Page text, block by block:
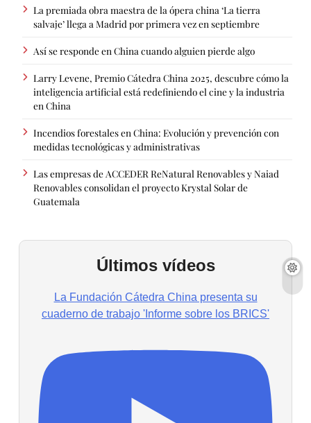
La premiada obra maestra de la ópera china ‘La tierra
salvaje’ llega a Madrid por primera vez en septiembre
Así se responde en China cuando alguien pierde algo
Larry Levene, Premio Cátedra China 2025, descubre cómo la
inteligencia artificial está redefiniendo el cine y la industria
en China
Incendios forestales en China: Evolución y prevención con
medidas tecnológicas y administrativas
Las empresas de ACCEDER ReNatural Renovables y Naiad
Renovables consolidan el proyecto Krystal Solar de
Guatemala
Últimos vídeos
La Fundación Cátedra China presenta su
cuaderno de trabajo 'Informe sobre los BRICS'